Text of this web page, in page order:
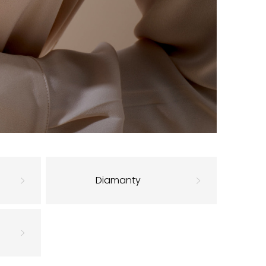
Diamanty